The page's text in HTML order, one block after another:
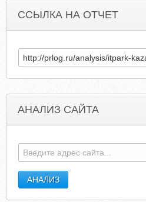
ССЫЛКА НА ОТЧЕТ
АНАЛИЗ САЙТА